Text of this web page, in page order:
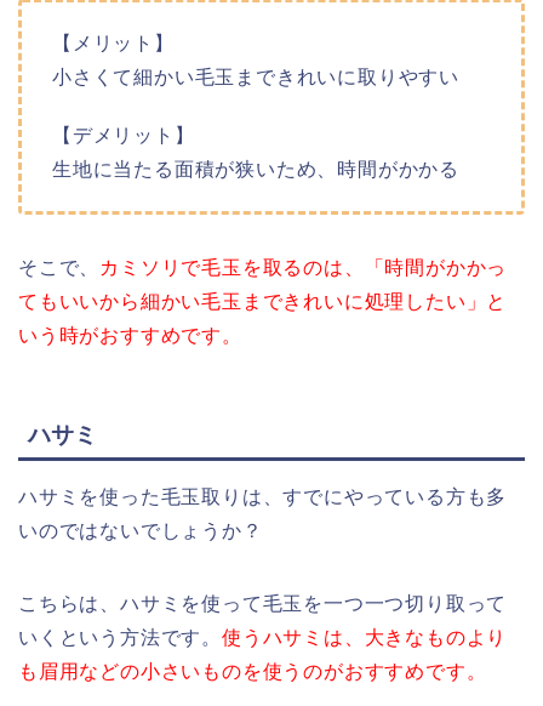
【メリット】
小さくて細かい毛玉まできれいに取りやすい
【デメリット】
生地に当たる面積が狭いため、時間がかかる
そこで、
カミソリで毛玉を取るのは、「時間がかかっ
てもいいから細かい毛玉まできれいに処理したい」と
いう時がおすすめです。
ハサミ
ハサミを使った毛玉取りは、すでにやっている方も多
いのではないでしょうか？
こちらは、ハサミを使って毛玉を一つ一つ切り取って
いくという方法です。 使うハサミは、大きなものより
も眉用などの小さいものを使うのがおすすめです。